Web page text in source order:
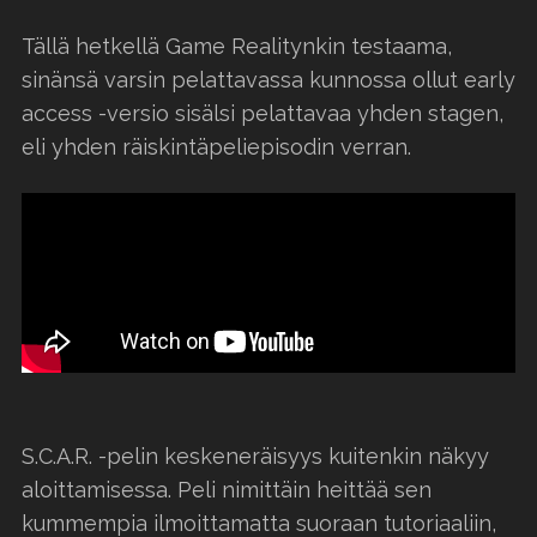
Tällä hetkellä Game Realitynkin testaama,
sinänsä varsin pelattavassa kunnossa ollut early
access -versio sisälsi pelattavaa yhden stagen,
eli yhden räiskintäpeliepisodin verran.
S.C.A.R. -pelin keskeneräisyys kuitenkin näkyy
aloittamisessa. Peli nimittäin heittää sen
kummempia ilmoittamatta suoraan tutoriaaliin,